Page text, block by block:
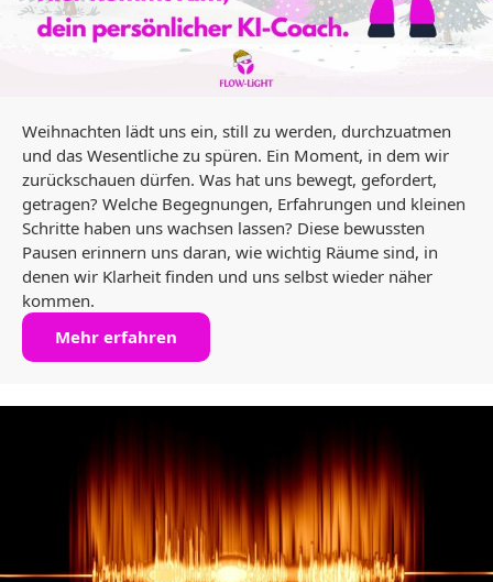
Weihnachten lädt uns ein, still zu werden, durchzuatmen
und das Wesentliche zu spüren. Ein Moment, in dem wir
zurückschauen dürfen. Was hat uns bewegt, gefordert,
getragen? Welche Begegnungen, Erfahrungen und kleinen
Schritte haben uns wachsen lassen? Diese bewussten
Pausen erinnern uns daran, wie wichtig Räume sind, in
denen wir Klarheit finden und uns selbst wieder näher
kommen.
Mehr erfahren